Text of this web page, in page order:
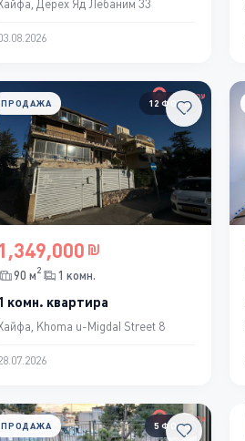
Дерех Яд Лебаним 33
12 ФОТО
ПРОДАЖА
1,349,000
90 м2 1 комн.
1 комн. квартира
Khoma u-Migdal Street 8
5 ФОТО
ПРОДАЖА